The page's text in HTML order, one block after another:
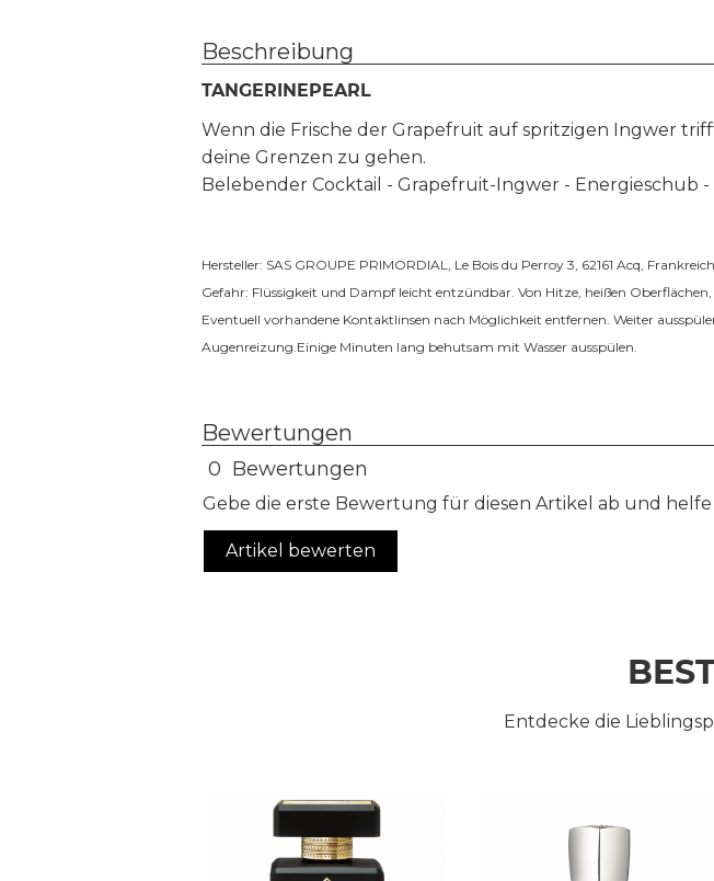
Beschreibung
TANGERINEPEARL
Wenn die Frische der Grapefruit auf spritzigen Ingwer
deine Grenzen zu gehen.
Belebender Cocktail - Grapefruit-Ingwer - Energieschub -
Hersteller: SAS GROUPE PRIMORDIAL, Le Bois du Perroy 3, 62161 Acq, Frankreich,
Gefahr: Flüssigkeit und Dampf leicht entzündbar. Von Hitze, heißen
Eventuell vorhandene Kontaktlinsen nach Möglichkeit entfernen. Weiter
Augenreizung.Einige Minuten lang behutsam mit Wasser ausspülen.
Bewertungen
0 Bewertungen
Gebe die erste Bewertung für diesen Artikel ab und
Artikel bewerten
Entdecke die